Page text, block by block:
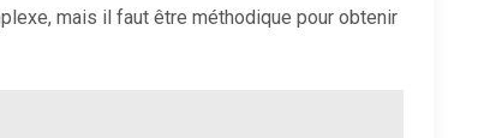
mais il faut être méthodique pour obtenir